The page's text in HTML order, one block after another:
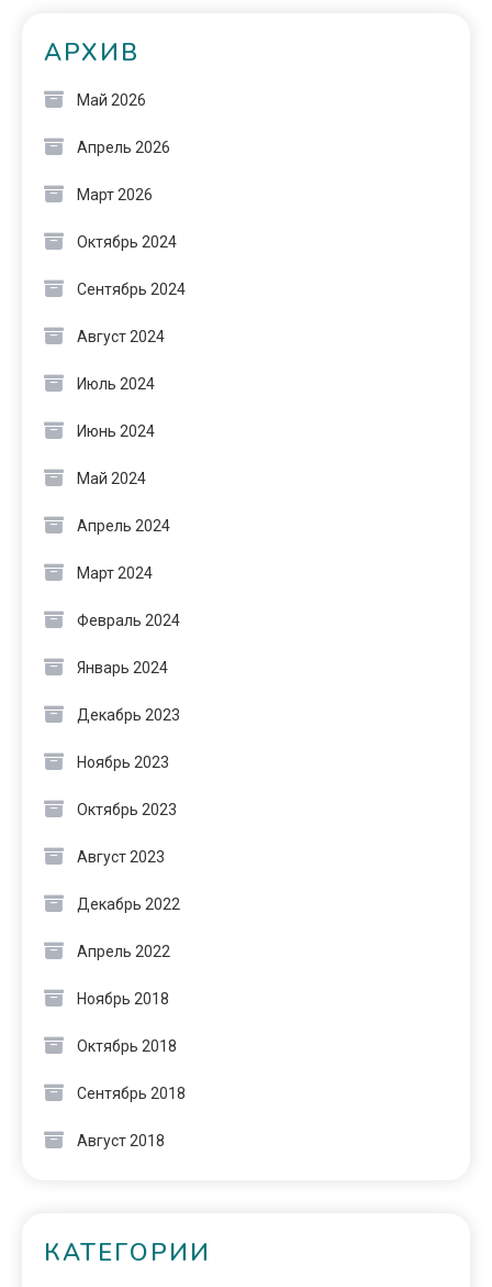
АРХИВ
Май 2026
Апрель 2026
Март 2026
Октябрь 2024
Сентябрь 2024
Август 2024
Июль 2024
Июнь 2024
Май 2024
Апрель 2024
Март 2024
Февраль 2024
Январь 2024
Декабрь 2023
Ноябрь 2023
Октябрь 2023
Август 2023
Декабрь 2022
Апрель 2022
Ноябрь 2018
Октябрь 2018
Сентябрь 2018
Август 2018
КАТЕГОРИИ